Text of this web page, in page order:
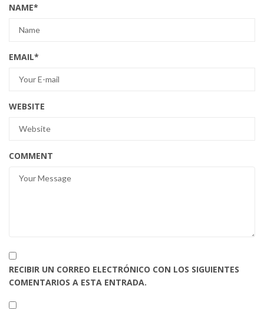
NAME*
EMAIL*
WEBSITE
COMMENT
RECIBIR UN CORREO ELECTRÓNICO CON LOS SIGUIENTES
COMENTARIOS A ESTA ENTRADA.